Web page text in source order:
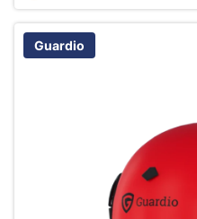
Guardio